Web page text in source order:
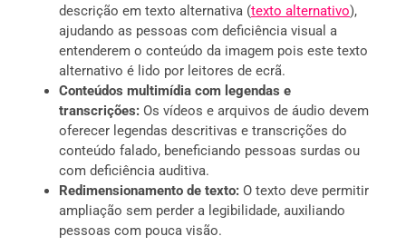
descrição em texto alternativa (texto alternativo),
ajudando as pessoas com deficiência visual a
entenderem o conteúdo da imagem pois este texto
alternativo é lido por leitores de ecrã.
Conteúdos multimídia com legendas e
transcrições: Os vídeos e arquivos de áudio devem
oferecer legendas descritivas e transcrições do
conteúdo falado, beneficiando pessoas surdas ou
com deficiência auditiva.
Redimensionamento de texto: O texto deve permitir
ampliação sem perder a legibilidade, auxiliando
pessoas com pouca visão.